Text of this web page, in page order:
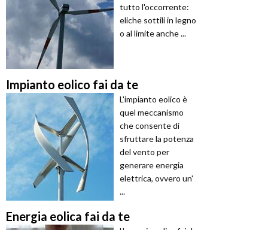
tutto l'occorrente:
eliche sottili in legno
o al limite anche ...
Impianto eolico fai da te
L'impianto eolico è
quel meccanismo
che consente di
sfruttare la potenza
del vento per
generare energia
elettrica, ovvero un'
...
Energia eolica fai da te